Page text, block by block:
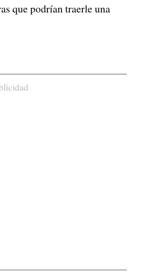
que podrían traerle una